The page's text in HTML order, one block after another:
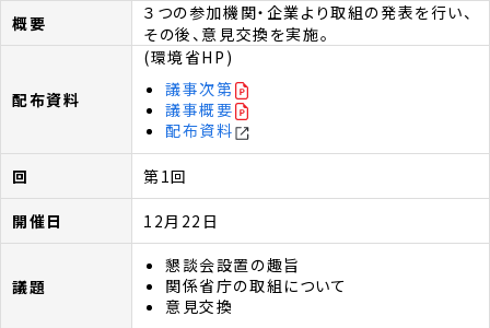
３つの参加機関・企業より取組の発表を行い、
その後、意見交換を実施。
(環境省HP)
議事次第
議事概要
配布資料
第1回
12月22日
懇談会設置の趣旨
関係省庁の取組について
意見交換